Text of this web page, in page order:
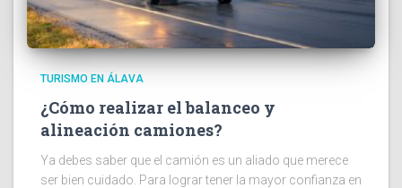
TURISMO EN ÁLAVA
¿Cómo realizar el balanceo y
alineación camiones?
Ya debes saber que el camión es un aliado que merece
ser bien cuidado. Para lograr tener la mayor confianza en